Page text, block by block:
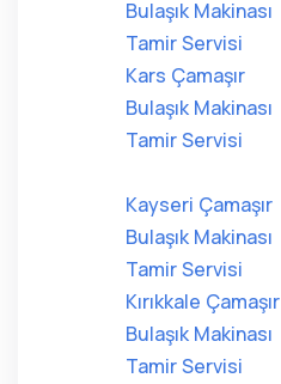
Bulaşık Makinası
Tamir Servisi
Kars Çamaşır
Bulaşık Makinası
Tamir Servisi
Kayseri Çamaşır
Bulaşık Makinası
Tamir Servisi
Kırıkkale Çamaşır
Bulaşık Makinası
Tamir Servisi